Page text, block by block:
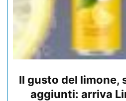
Il gusto del limone,
aggiunti: arriva